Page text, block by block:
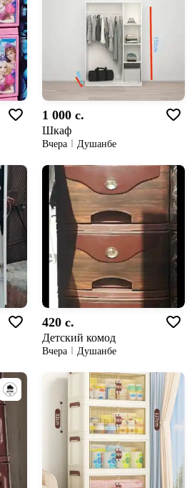
1 000 c.
Шкаф
Вчера Душанбе
420 c.
Детский комод
Вчера Душанбе